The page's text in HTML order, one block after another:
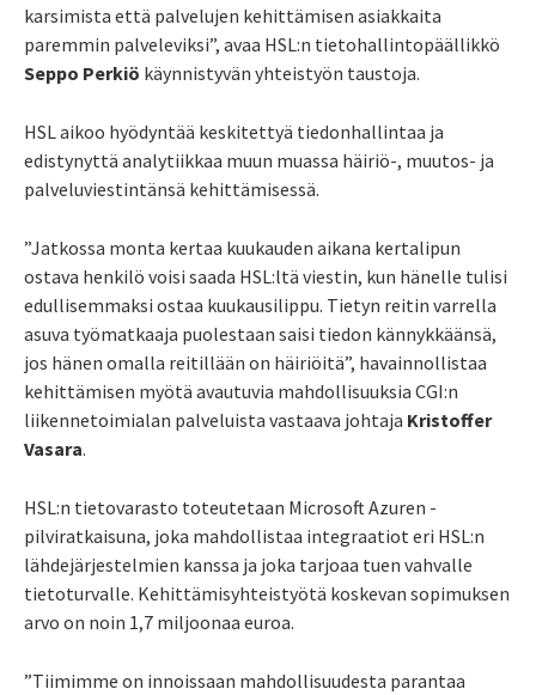
karsimista että palvelujen kehittämisen asiakkaita
paremmin palveleviksi”, avaa HSL:n tietohallintopäällikkö
Seppo Perkiö käynnistyvän yhteistyön taustoja.
HSL aikoo hyödyntää keskitettyä tiedonhallintaa ja
edistynyttä analytiikkaa muun muassa häiriö-, muutos- ja
palveluviestintänsä kehittämisessä.
”Jatkossa monta kertaa kuukauden aikana kertalipun
ostava henkilö voisi saada HSL:ltä viestin, kun hänelle tulisi
edullisemmaksi ostaa kuukausilippu. Tietyn reitin varrella
asuva työmatkaaja puolestaan saisi tiedon kännykkäänsä,
jos hänen omalla reitillään on häiriöitä”, havainnollistaa
kehittämisen myötä avautuvia mahdollisuuksia CGI:n
liikennetoimialan palveluista vastaava johtaja Kristoffer
Vasara.
HSL:n tietovarasto toteutetaan Microsoft Azuren -
pilviratkaisuna, joka mahdollistaa integraatiot eri HSL:n
lähdejärjestelmien kanssa ja joka tarjoaa tuen vahvalle
tietoturvalle. Kehittämisyhteistyötä koskevan sopimuksen
arvo on noin 1,7 miljoonaa euroa.
”Tiimimme on innoissaan mahdollisuudesta parantaa